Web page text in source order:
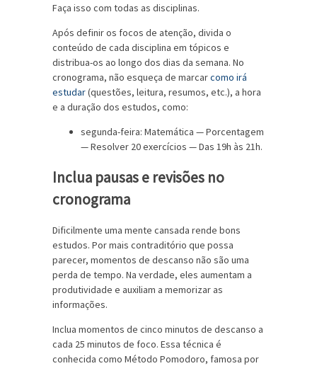
Faça isso com todas as disciplinas.
Após definir os focos de atenção, divida o
conteúdo de cada disciplina em tópicos e
distribua-os ao longo dos dias da semana. No
cronograma, não esqueça de marcarcomo irá
estudar(questões, leitura, resumos, etc.), a hora
e a duração dos estudos, como:
segunda-feira: Matemática — Porcentagem
— Resolver 20 exercícios — Das 19h às 21h.
Inclua pausas e revisões no
cronograma
Dificilmente uma mente cansada rende bons
estudos. Por mais contraditório que possa
parecer, momentos de descanso não são uma
perda de tempo. Na verdade, eles aumentam a
produtividade e auxiliam a memorizar as
informações.
Inclua momentos de cinco minutos de descanso a
cada 25 minutos de foco. Essa técnica é
conhecida como Método Pomodoro, famosa por